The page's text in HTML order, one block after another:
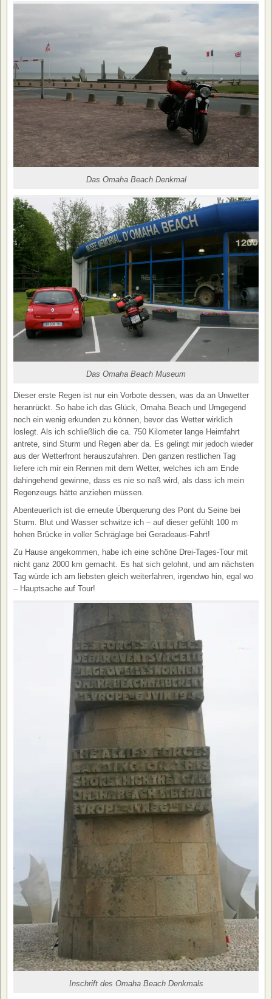
Das Omaha Beach Denkmal
Das Omaha Beach Museum
Dieser erste Regen ist nur ein Vorbote dessen, was da an Unwetter
heranrückt. So habe ich das Glück, Omaha Beach und Umgegend
noch ein wenig erkunden zu können, bevor das Wetter wirklich
loslegt. Als ich schließlich die ca. 750 Kilometer lange Heimfahrt
antrete, sind Sturm und Regen aber da. Es gelingt mir jedoch wieder
aus der Wetterfront herauszufahren. Den ganzen restlichen Tag
liefere ich mir ein Rennen mit dem Wetter, welches ich am Ende
dahingehend gewinne, dass es nie so naß wird, als dass ich mein
Regenzeugs hätte anziehen müssen.
Abenteuerlich ist die erneute Überquerung des Pont du Seine bei
Sturm. Blut und Wasser schwitze ich – auf dieser gefühlt 100 m
hohen Brücke in voller Schräglage bei Geradeaus-Fahrt!
Zu Hause angekommen, habe ich eine schöne Drei-Tages-Tour mit
nicht ganz 2000 km gemacht. Es hat sich gelohnt, und am nächsten
Tag würde ich am liebsten gleich weiterfahren, irgendwo hin, egal wo
– Hauptsache auf Tour!
Inschrift des Omaha Beach Denkmals